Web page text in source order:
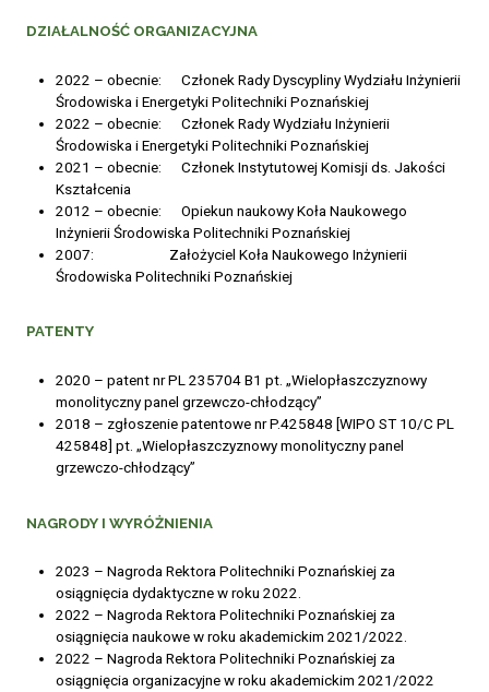
DZIAŁALNOŚĆ ORGANIZACYJNA
2022 – obecnie: Członek Rady Dyscypliny Wydziału Inżynierii
Środowiska i Energetyki Politechniki Poznańskiej
2022 – obecnie: Członek Rady Wydziału Inżynierii
Środowiska i Energetyki Politechniki Poznańskiej
2021 – obecnie: Członek Instytutowej Komisji ds. Jakości
Kształcenia
2012 – obecnie: Opiekun naukowy Koła Naukowego
Inżynierii Środowiska Politechniki Poznańskiej
2007: Założyciel Koła Naukowego Inżynierii
Środowiska Politechniki Poznańskiej
PATENTY
2020 – patent nr PL 235704 B1 pt. „Wielopłaszczyznowy
monolityczny panel grzewczo-chłodzący”
2018 – zgłoszenie patentowe nr P.425848 [WIPO ST 10/C PL
425848] pt. „Wielopłaszczyznowy monolityczny panel
grzewczo-chłodzący”
NAGRODY I WYRÓŻNIENIA
2023 – Nagroda Rektora Politechniki Poznańskiej za
osiągnięcia dydaktyczne w roku 2022.
2022 – Nagroda Rektora Politechniki Poznańskiej za
osiągnięcia naukowe w roku akademickim 2021/2022.
2022 – Nagroda Rektora Politechniki Poznańskiej za
osiągnięcia organizacyjne w roku akademickim 2021/2022